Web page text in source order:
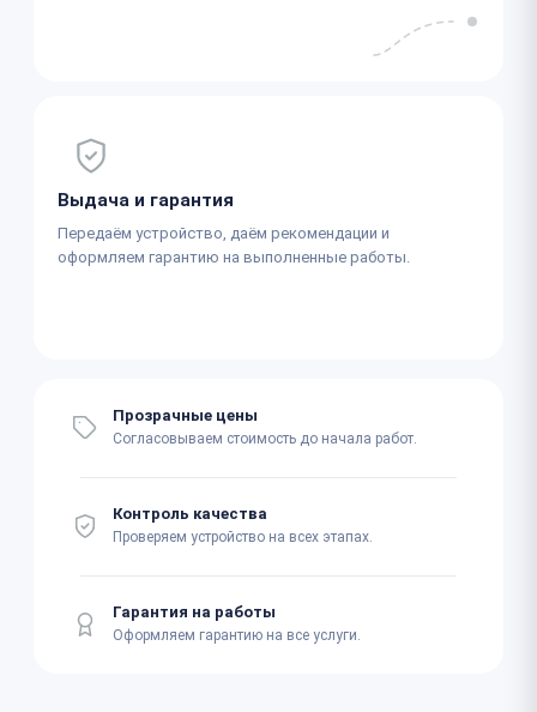
Выдача и гарантия
Передаём устройство, даём рекомендации и
оформляем гарантию на выполненные работы.
Прозрачные цены
Согласовываем стоимость до начала работ.
Контроль качества
Проверяем устройство на всех этапах.
Гарантия на работы
Оформляем гарантию на все услуги.